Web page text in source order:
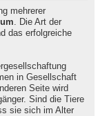
mehrerer
. Die Art der
das erfolgreiche
in Gesellschaft
Seite wird
Sind die Tiere
sie sich im Alter